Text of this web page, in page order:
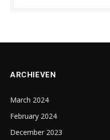
ARCHIEVEN
March 2024
February 2024
December 2023